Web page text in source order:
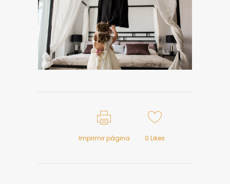
Imprimir página 0 Likes